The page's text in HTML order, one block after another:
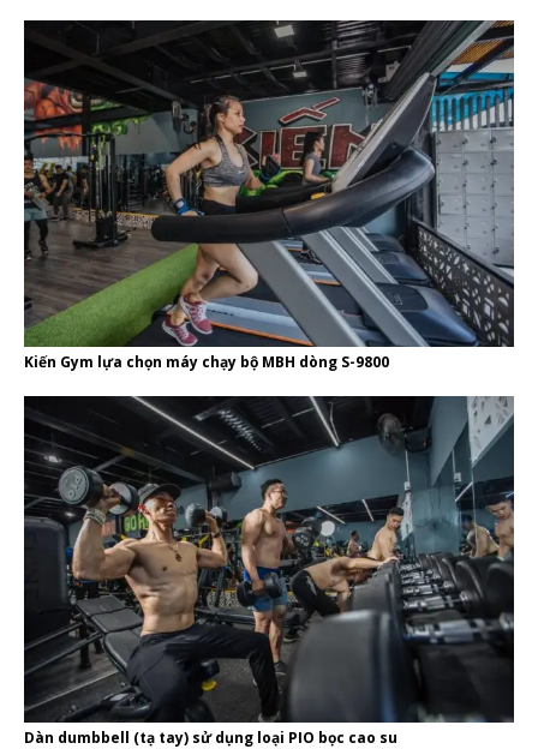
Kiến Gym lựa chọn máy chạy bộ MBH dòng S-9800
Dàn dumbbell (tạ tay) sử dụng loại PIO bọc cao su